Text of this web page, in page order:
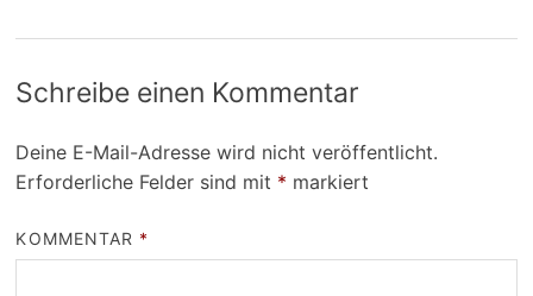
Schreibe einen Kommentar
Deine E-Mail-Adresse wird nicht veröffentlicht.
Erforderliche Felder sind mit * markiert
KOMMENTAR *